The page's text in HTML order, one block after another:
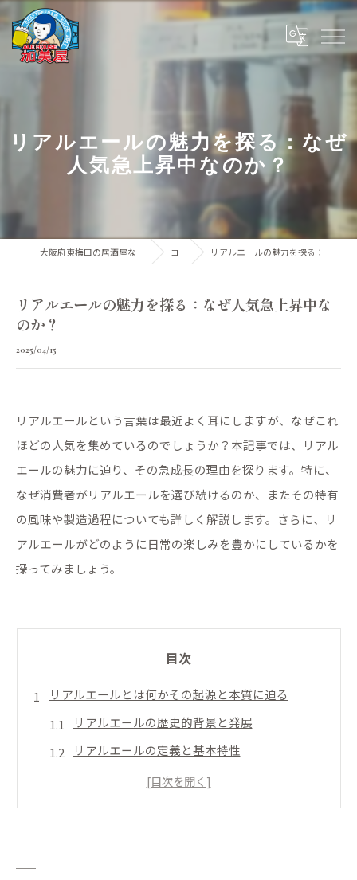
リアルエールの魅力を探る：なぜ
人気急上昇中なのか？
大阪府東梅田の居酒屋ならALE HOUSE 加美屋 コラム リアルエールの魅力を探る：なぜ人気急上昇中なのか？
リアルエールの魅力を探る：なぜ人気急上昇中な
のか？
2025/04/15
リアルエールという言葉は最近よく耳にしますが、なぜこれ
ほどの人気を集めているのでしょうか？本記事では、リアル
エールの魅力に迫り、その急成長の理由を探ります。特に、
なぜ消費者がリアルエールを選び続けるのか、またその特有
の風味や製造過程についても詳しく解説します。さらに、リ
アルエールがどのように日常の楽しみを豊かにしているかを
探ってみましょう。
目次
リアルエールとは何かその起源と本質に迫る
リアルエールの歴史的背景と発展
リアルエールの定義と基本特性
イギリス文化に根付くリアルエールの起源
クラフトビールとの違いを理解する